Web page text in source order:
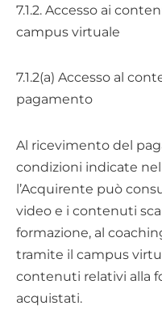
7.1.2. Accesso ai
campus virtuale
7.1.2(a) Accesso al
pagamento
Al ricevimento del
condizioni indicate
l’Acquirente può
video e i contenuti
formazione, al
tramite il campus
contenuti relativi alla
acquistati.